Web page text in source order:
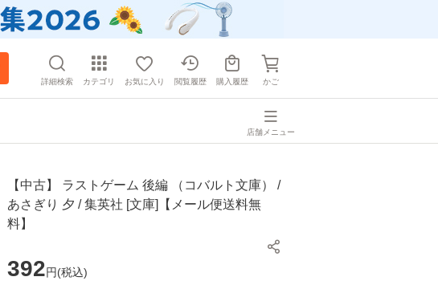
詳細検索 カテゴリ お気に入り 閲覧履歴 購入履歴 かご
店舗メニュー
【中古】 ラストゲーム 後編 （コバルト文庫） /
あさぎり 夕 / 集英社 [文庫]【メール便送料無
料】
392円(税込)